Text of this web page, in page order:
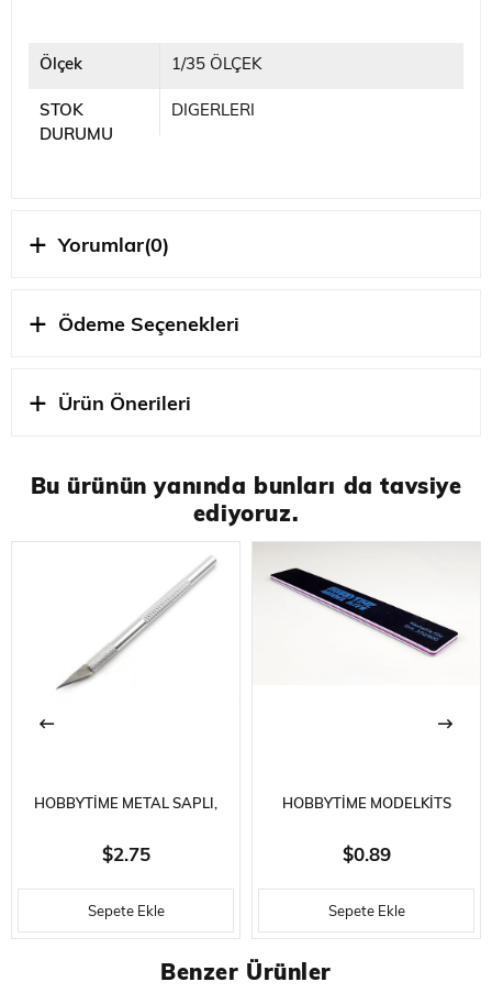
Ölçek 1/35 ÖLÇEK
STOK
DURUMU
DIGERLERI
Yorumlar(0)
Ödeme Seçenekleri
Ürün Önerileri
Bu ürünün yanında bunları da tavsiye
ediyoruz.
HOBBYTIME METAL SAPLI,
EMNIYET KAPAKLI MAKET
BIÇAĞI- 5 YEDEK UÇ İLE
$2.75
Sepete Ekle
HOBBYTIME MODELKITS
HT764 ZIMPARA ÇUBUĞU
-320/800 GRID- 180 X 30 X 4
MM.
$0.89
Sepete Ekle
Benzer Ürünler